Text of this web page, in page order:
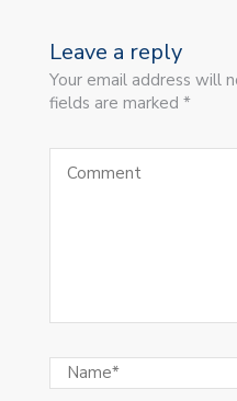
Leave a reply
Your email address will
fields are marked *